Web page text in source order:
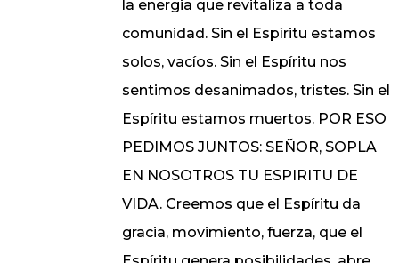
la energia que revitaliza a toda
comunidad. Sin el Espíritu estamos
solos, vacíos. Sin el Espíritu nos
sentimos desanimados, tristes. Sin el
Espíritu estamos muertos. POR ESO
PEDIMOS JUNTOS: SEÑOR, SOPLA
EN NOSOTROS TU ESPIRITU DE
VIDA. Creemos que el Espíritu da
gracia, movimiento, fuerza, que el